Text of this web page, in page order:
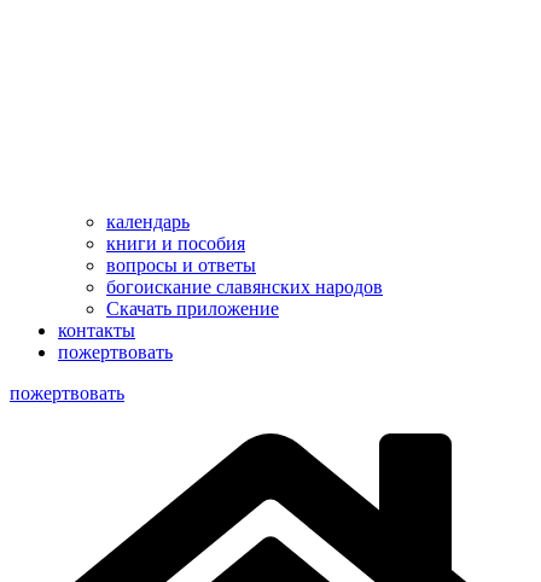
календарь
книги и пособия
вопросы и ответы
богоискание славянских народов
Скачать приложение
контакты
пожертвовать
пoжертвовать